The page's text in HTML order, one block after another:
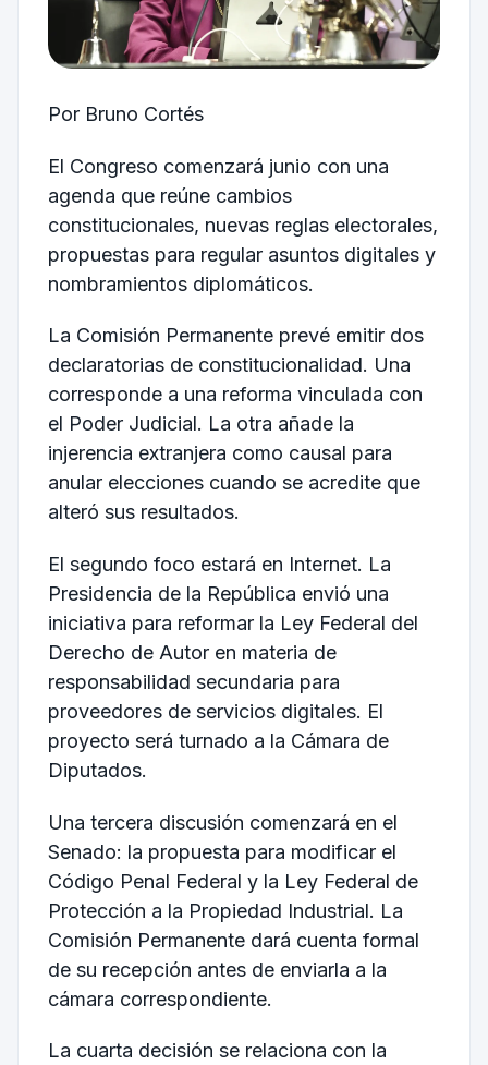
Por Bruno Cortés
El Congreso comenzará junio con una
agenda que reúne cambios
constitucionales, nuevas reglas electorales,
propuestas para regular asuntos digitales y
nombramientos diplomáticos.
La Comisión Permanente prevé emitir dos
declaratorias de constitucionalidad. Una
corresponde a una reforma vinculada con
el Poder Judicial. La otra añade la
injerencia extranjera como causal para
anular elecciones cuando se acredite que
alteró sus resultados.
El segundo foco estará en Internet. La
Presidencia de la República envió una
iniciativa para reformar la Ley Federal del
Derecho de Autor en materia de
responsabilidad secundaria para
proveedores de servicios digitales. El
proyecto será turnado a la Cámara de
Diputados.
Una tercera discusión comenzará en el
Senado: la propuesta para modificar el
Código Penal Federal y la Ley Federal de
Protección a la Propiedad Industrial. La
Comisión Permanente dará cuenta formal
de su recepción antes de enviarla a la
cámara correspondiente.
La cuarta decisión se relaciona con la